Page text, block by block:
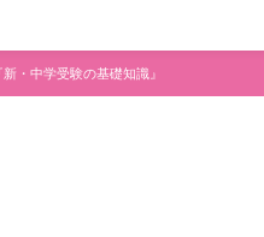
・中学受験の基礎知識』